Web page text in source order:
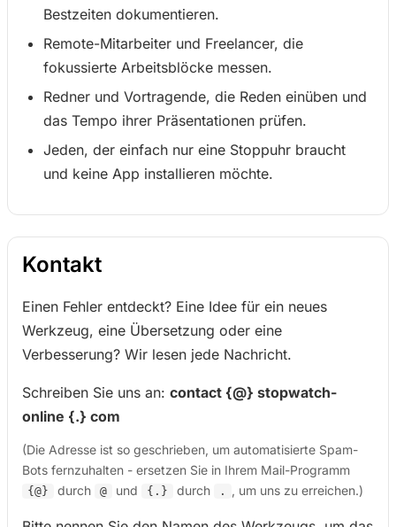
Bestzeiten dokumentieren.
Remote-Mitarbeiter und Freelancer, die
fokussierte Arbeitsblöcke messen.
Redner und Vortragende, die Reden einüben und
das Tempo ihrer Präsentationen prüfen.
Jeden, der einfach nur eine Stoppuhr braucht
und keine App installieren möchte.
Kontakt
Einen Fehler entdeckt? Eine Idee für ein neues
Werkzeug, eine Übersetzung oder eine
Verbesserung? Wir lesen jede Nachricht.
Schreiben Sie uns an: contact {@} stopwatch-
online {.} com
(Die Adresse ist so geschrieben, um automatisierte Spam-
Bots fernzuhalten - ersetzen Sie in Ihrem Mail-Programm
{@} durch @ und {.} durch . , um uns zu erreichen.)